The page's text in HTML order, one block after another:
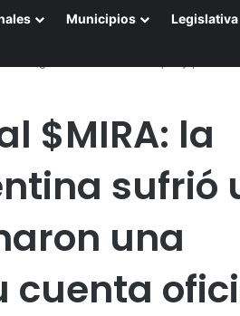
Municipios Legislativa
$MIRA: la
sufrió
una
cuenta